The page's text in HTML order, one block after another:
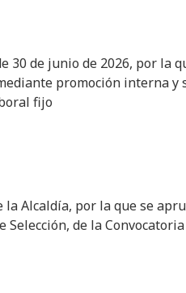
30 de junio de 2026, por la
promoción interna y
fijo
la Alcaldía, por la que se
de la